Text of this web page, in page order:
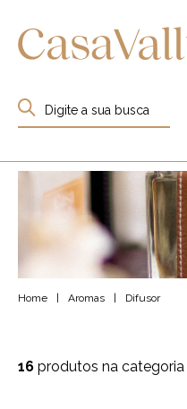
Home Aromas Difusor
16 produtos na categoria